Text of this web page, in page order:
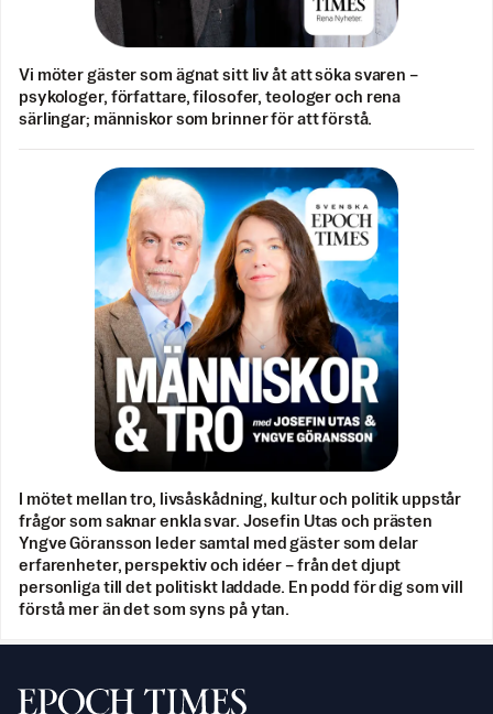
Vi möter gäster som ägnat sitt liv åt att söka svaren –
psykologer, författare, filosofer, teologer och rena
särlingar; människor som brinner för att förstå.
I mötet mellan tro, livsåskådning, kultur och politik uppstår
frågor som saknar enkla svar. Josefin Utas och prästen
Yngve Göransson leder samtal med gäster som delar
erfarenheter, perspektiv och idéer – från det djupt
personliga till det politiskt laddade. En podd för dig som vill
förstå mer än det som syns på ytan.
Svenska Epoch Times